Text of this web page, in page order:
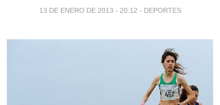
13 DE ENERO DE 2013 - 20:12 - DEPORTES